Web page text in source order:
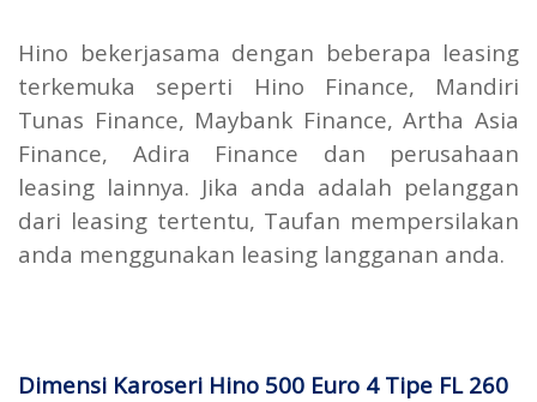
Hino bekerjasama dengan beberapa leasing
terkemuka seperti Hino Finance, Mandiri
Tunas Finance, Maybank Finance, Artha Asia
Finance, Adira Finance dan perusahaan
leasing lainnya. Jika anda adalah pelanggan
dari leasing tertentu, Taufan mempersilakan
anda menggunakan leasing langganan anda.
Dimensi Karoseri Hino 500 Euro 4 Tipe FL 260